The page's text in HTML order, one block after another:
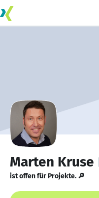
Marten Kruse
ist offen für Projekte. 🔎